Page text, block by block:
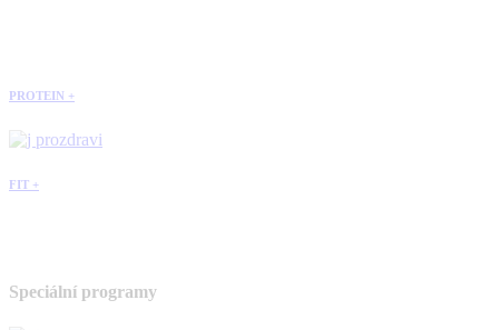
PROTEIN +
FIT +
Speciální programy